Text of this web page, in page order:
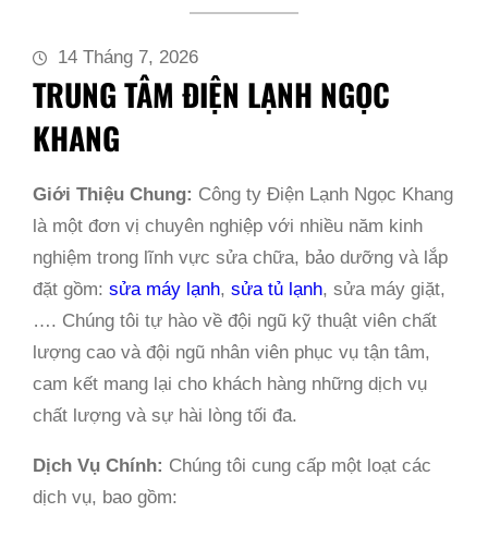
14 Tháng 7, 2026
TRUNG TÂM ĐIỆN LẠNH NGỌC
KHANG
Giới Thiệu Chung: Công ty Điện Lạnh Ngọc Khang
là một đơn vị chuyên nghiệp với nhiều năm kinh
nghiệm trong lĩnh vực sửa chữa, bảo dưỡng và lắp
đặt gồm: sửa máy lạnh, sửa tủ lạnh, sửa máy giặt,
…. Chúng tôi tự hào về đội ngũ kỹ thuật viên chất
lượng cao và đội ngũ nhân viên phục vụ tận tâm,
cam kết mang lại cho khách hàng những dịch vụ
chất lượng và sự hài lòng tối đa.
Dịch Vụ Chính: Chúng tôi cung cấp một loạt các
dịch vụ, bao gồm: